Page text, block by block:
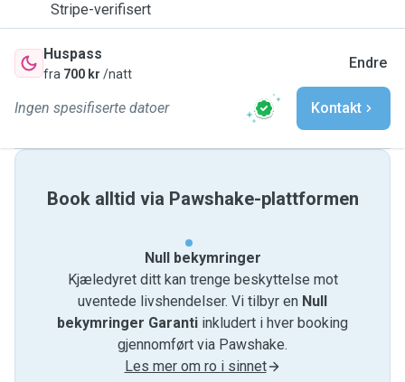
Stripe-verifisert
Huspass
fra 700 kr /natt
Endre
Ingen spesifiserte datoer Kontakt
Book alltid via Pawshake-plattformen
Null bekymringer
Kjæledyret ditt kan trenge beskyttelse mot
uventede livshendelser. Vi tilbyr en Null
bekymringer Garanti inkludert i hver booking
gjennomført via Pawshake.
Les mer om ro i sinnet